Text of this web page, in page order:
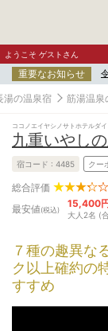
ようこそ ゲストさん
重要なお知らせ
湯の温泉宿 筋湯温泉
ココノエイヤシノサトホテルダ
九重いやし
宿コード : 4485 クー
総合評価
最安値(税込)
15,400
大人2名 (
７種の趣異な
ク以上確約の
すすめ